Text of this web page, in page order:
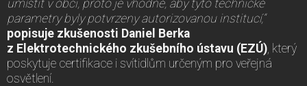
umístit v obci, proto je vhodné, aby tyto technické
parametry byly potvrzeny autorizovanou institucí,“
popisuje zkušenosti Daniel Berka
z Elektrotechnického zkušebního ústavu (EZÚ) , který
poskytuje certifikace i svítidlům určeným pro veřejná
osvětlení.